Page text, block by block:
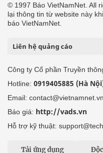
© 1997 Báo VietNamNet. All
lại thông tin từ website này
báo VietNamNet.
Liên hệ quảng cáo
Công ty Cổ phần Truyền
Hotline: 0919405885 (Hà
Email: contact@vietnamnet.vn
Báo giá: http://vads.vn
Hỗ trợ kỹ thuật:
Tải ứng dụng